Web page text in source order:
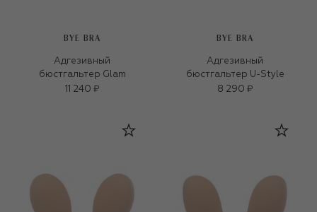
BYE BRA
Адгезивный
бюстгальтер Glam
11 240 ₽
BYE BRA
Адгезивный
бюстгальтер U-Style
8 290 ₽